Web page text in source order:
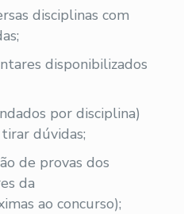
disciplinas com
disponibilizados
por disciplina)
dúvidas;
de provas dos
da
ao concurso);